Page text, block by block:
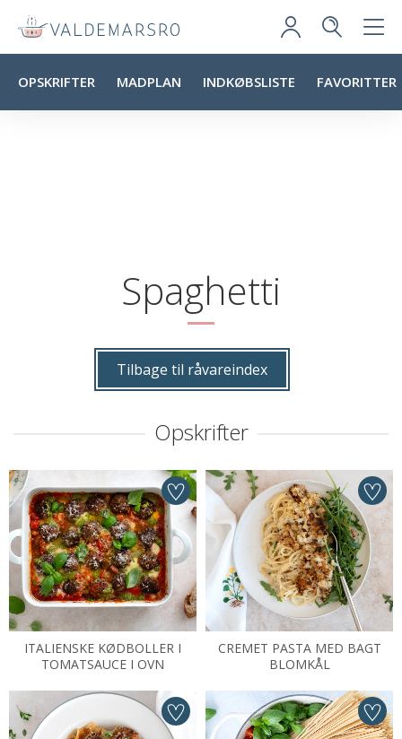
OPSKRIFTER MADPLAN INDKØBSLISTE FAVORITTER
Spaghetti
Tilbage til råvareindex
Opskrifter
ITALIENSKE KØDBOLLER I
TOMATSAUCE I OVN
CREMET PASTA MED BAGT
BLOMKÅL